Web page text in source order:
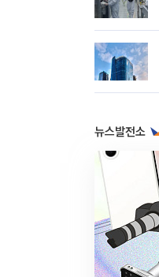
뉴스발전소